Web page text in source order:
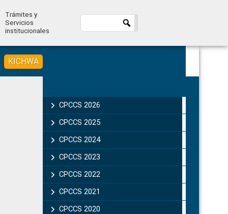
Trámites y
Servicios
institucionales
KICHWA
Sidebar
CPCCS 2026
CPCCS 2025
CPCCS 2024
CPCCS 2023
CPCCS 2022
CPCCS 2021
CPCCS 2020